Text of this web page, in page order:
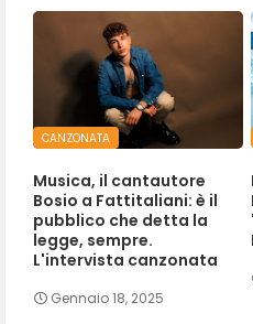
CANZONATA
Musica, il cantautore
Bosio a Fattitaliani: è il
pubblico che detta la
legge, sempre.
L'intervista canzonata
Gennaio 18, 2025